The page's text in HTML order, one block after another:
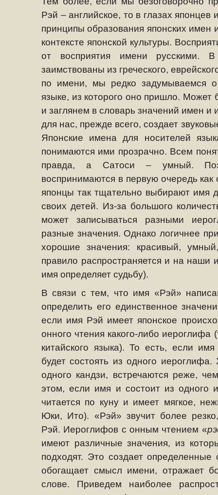
Рэй – английское, то в глазах японцев
принципы образования японских имен
контексте японской культуры.
от восприятия имени русскими.
заимствованы из греческого,
по имени, мы редко задумываемся
языке, из которого оно пришло.
и заглянем в словарь значений имен и
для нас, прежде всего, создает
Японские имена для носителей
понимаются ими прозрачно. Всем
правда, а Сатоси – умный.
воспринимаются в первую очередь
японцы так тщательно выбирают имя
своих детей. Из-за большого
может записываться разными
разные значения. Однако логичнее
хорошие значения: красивый,
правило распространяется и на наши
имя определяет судьбу).
В связи с тем, что имя «Рэй»
определить его единственное
если имя Рэй имеет японское
онного чтения какого-либо иероглифа
китайского языка). То есть, если
будет состоять из одного
одного кандзи, встречаются реже,
этом, если имя и состоит из одного
читается по куну и имеет мягкое,
Юки, Ито). «Рэй» звучит более резко,
Рэй. Иероглифов с онным чтением «
имеют различные значения, из
подходят. Это создает
обогащает смысл имени, отражает
слове. Приведем наиболее